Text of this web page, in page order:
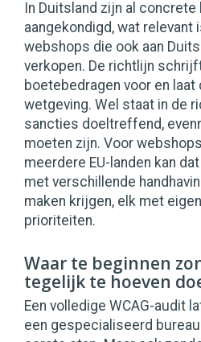
In Duitsland zijn al
aangekondigd, wat relevant
webshops die ook aan
verkopen. De richtlijn
boetebedragen voor en laat
wetgeving. Wel staat in de
sancties doeltreffend,
moeten zijn. Voor
meerdere EU-landen kan
met verschillende
maken krijgen, elk met
prioriteiten.
Waar te beginnen
tegelijk te hoeven
Een volledige WCAG-audit
een gespecialiseerd